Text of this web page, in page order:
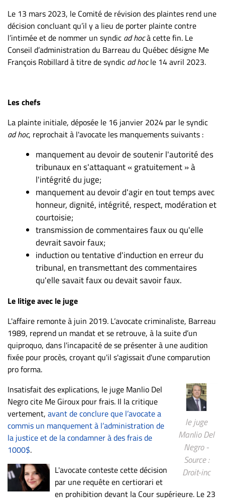
Le 13 mars 2023, le Comité de révision des plaintes rend une
décision concluant qu’il y a lieu de porter plainte contre
l’intimée et de nommer un syndic ad hocà cette fin. Le
Conseil d’administration du Barreau du Québec désigne Me
François Robillard à titre de syndic ad hocle 14 avril 2023.
Les chefs
La plainte initiale, déposée le 16 janvier 2024 par le syndic
ad hoc, reprochait à l'avocate les manquements suivants :
manquement au devoir de soutenir l'autorité des
tribunaux en s'attaquant « gratuitement » à
l'intégrité du juge;
manquement au devoir d'agir en tout temps avec
honneur, dignité, intégrité, respect, modération et
courtoisie;
transmission de commentaires faux ou qu'elle
devrait savoir faux;
induction ou tentative d'induction en erreur du
tribunal, en transmettant des commentaires
qu'elle savait faux ou devait savoir faux.
Le litige avec le juge
L'affaire remonte à juin 2019. L’avocate criminaliste, Barreau
1989, reprend un mandat et se retrouve, à la suite d’un
quiproquo, dans l'incapacité de se présenter à une audition
fixée pour procès, croyant qu'il s'agissait d'une comparution
pro forma.
le juge
Manlio Del
Negro -
Source :
Droit-inc
Insatisfait des explications, le juge Manlio Del
Negro cite Me Giroux pour frais. Il la critique
vertement, avant de conclure que l’avocate a
commis un manquement à l’administration de
la justice et de la condamner à des frais de
1000$.
L'avocate conteste cette décision
par une requête en certiorari et
en prohibition devant la Cour supérieure. Le 23